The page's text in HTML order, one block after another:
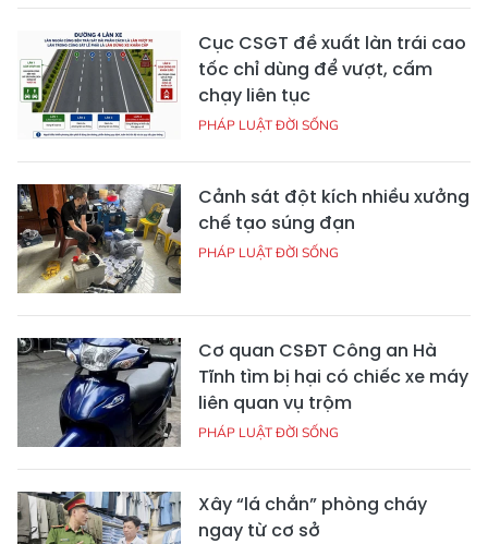
Cục CSGT đề xuất làn trái cao
tốc chỉ dùng để vượt, cấm
chạy liên tục
PHÁP LUẬT ĐỜI SỐNG
Cảnh sát đột kích nhiều xưởng
chế tạo súng đạn
PHÁP LUẬT ĐỜI SỐNG
Cơ quan CSĐT Công an Hà
Tĩnh tìm bị hại có chiếc xe máy
liên quan vụ trộm
PHÁP LUẬT ĐỜI SỐNG
Xây “lá chắn” phòng cháy
ngay từ cơ sở